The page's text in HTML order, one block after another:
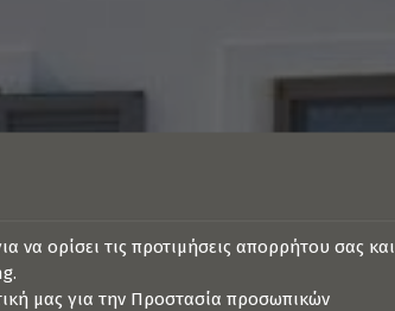
να ορίσει τις προτιμήσεις απορρήτου σας και
μας για την Προστασία προσωπικών